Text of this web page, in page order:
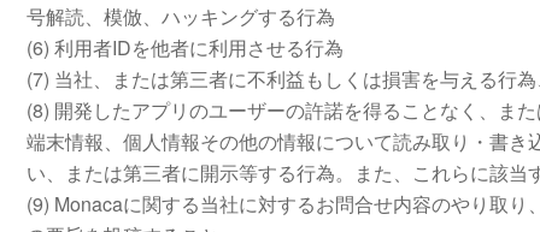
号解読、模倣、ハッキングする行為
(6) 利用者IDを他者に利用させる行為
(7) 当社、または第三者に不利益もしくは損害を与える行
(8) 開発したアプリのユーザーの許諾を得ることなく、ま
端末情報、個人情報その他の情報について読み取り・書
い、または第三者に開示等する行為。また、これらに該当
(9) Monacaに関する当社に対するお問合せ内容のやり取